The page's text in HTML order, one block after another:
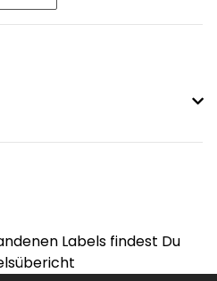
Labels findest Du